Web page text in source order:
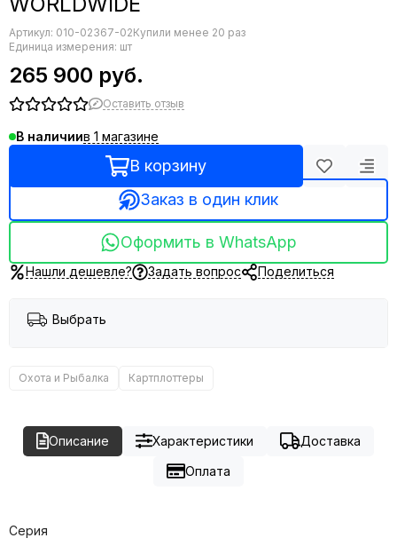
Артикул: 010-02367-02Купили менее 20 раз
Единица измерения: шт
265 900 руб.
Оставить отзыв
В наличиив 1 магазине
В корзину
Заказ в один клик
Оформить в WhatsApp
Нашли дешевле? Задать вопрос Поделиться
Выбрать
Охота и Рыбалка Картплоттеры
Описание Характеристики
Доставка
Оплата
Серия